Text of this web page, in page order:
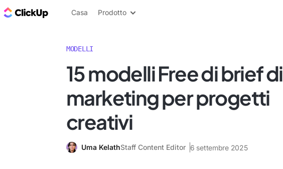
Blog di ClickUp
Casa Prodotto
MODELLI
15 modelli Free di brief di
marketing per progetti
creativi
Uma KelathStaff Content Editor 6 settembre 2025